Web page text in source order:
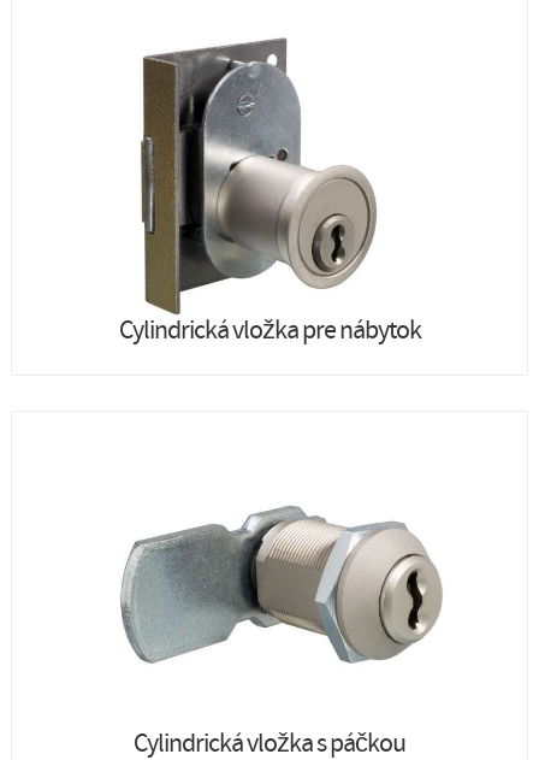
Cylindrická vložka pre nábytok
Cylindrická vložka s páčkou